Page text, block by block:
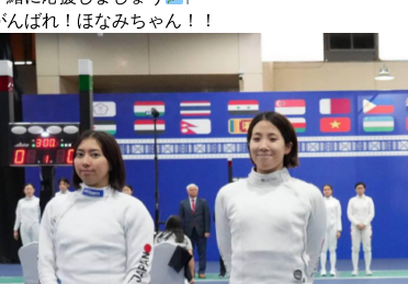
んばれ！ほなみちゃん！！